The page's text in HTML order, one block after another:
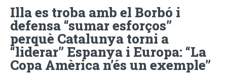
Illa es troba amb el Borbó i
defensa “sumar esforços”
perquè Catalunya torni a
“liderar” Espanya i Europa: “La
Copa Amèrica n’és un exemple”